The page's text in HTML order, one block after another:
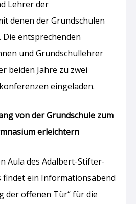
Lehrer der
denen der Grundschulen
entsprechenden
und Grundschullehrer
beiden Jahre zu zwei
eingeladen.
von der Grundschule zum
erleichtern
Aula des Adalbert-Stifter-
findet ein Informationsabend
der offenen Tür“ für die